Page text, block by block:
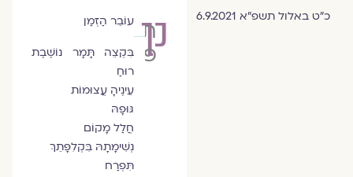
כ"ט באלול תשפ"א 6.9.2021 כך
תמר
פלדברג
עוֹבֵר הַזְּמַן
בִּקְצֵה תָּמָר נוֹשֶׁבֶת
רוּחַ
עֵינֶיהָ עֲצוּמוֹת
גּוּפָהּ
חֲלַל מָקוֹם
נְשִׁימָתָהּ בִּקְלִפָּתֵךְ
תִּפְרַח